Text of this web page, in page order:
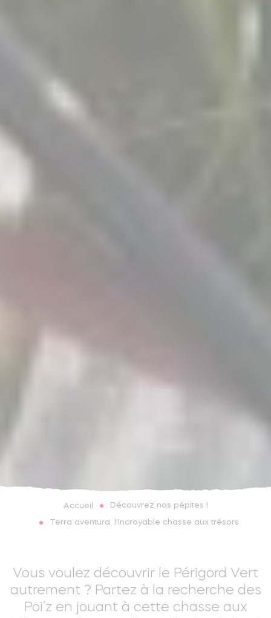
Accueil Découvrez nos pépites !
Terra aventura, l'incroyable chasse aux trésors
Vous voulez découvrir le Périgord Vert
autrement ? Partez à la recherche des
Poi’z en jouant à cette chasse aux